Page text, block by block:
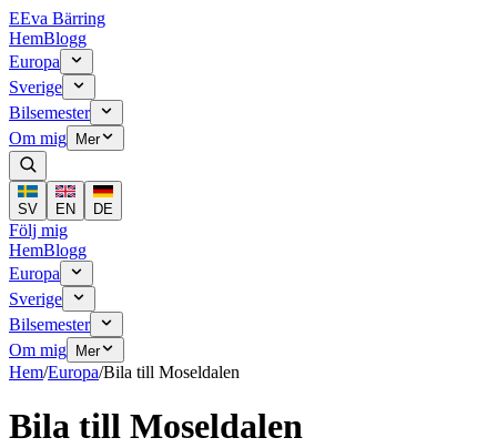
EEva Bärring
HemBlogg
Europa
Sverige
Bilsemester
Om mig
Mer
SV EN DE
Följ mig
HemBlogg
Europa
Sverige
Bilsemester
Om mig
Mer
Hem/Europa/Bila till Moseldalen
Bila till Moseldalen